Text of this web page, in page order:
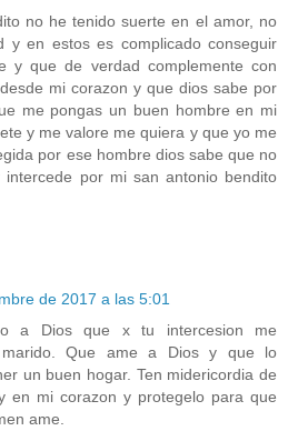
no he tenido suerte en el amor, no
y en estos es complicado conseguir
y que de verdad complemente con
mi corazon y que dios sabe por
me pongas un buen hombre en mi
y me valore me quiera y que yo me
por ese hombre dios sabe que no
por mi san antonio bendito
de 2017 a las 5:01
a Dios que x tu intercesion me
Que ame a Dios y que lo
un buen hogar. Ten midericordia de
en mi corazon y protegelo para que
ame.